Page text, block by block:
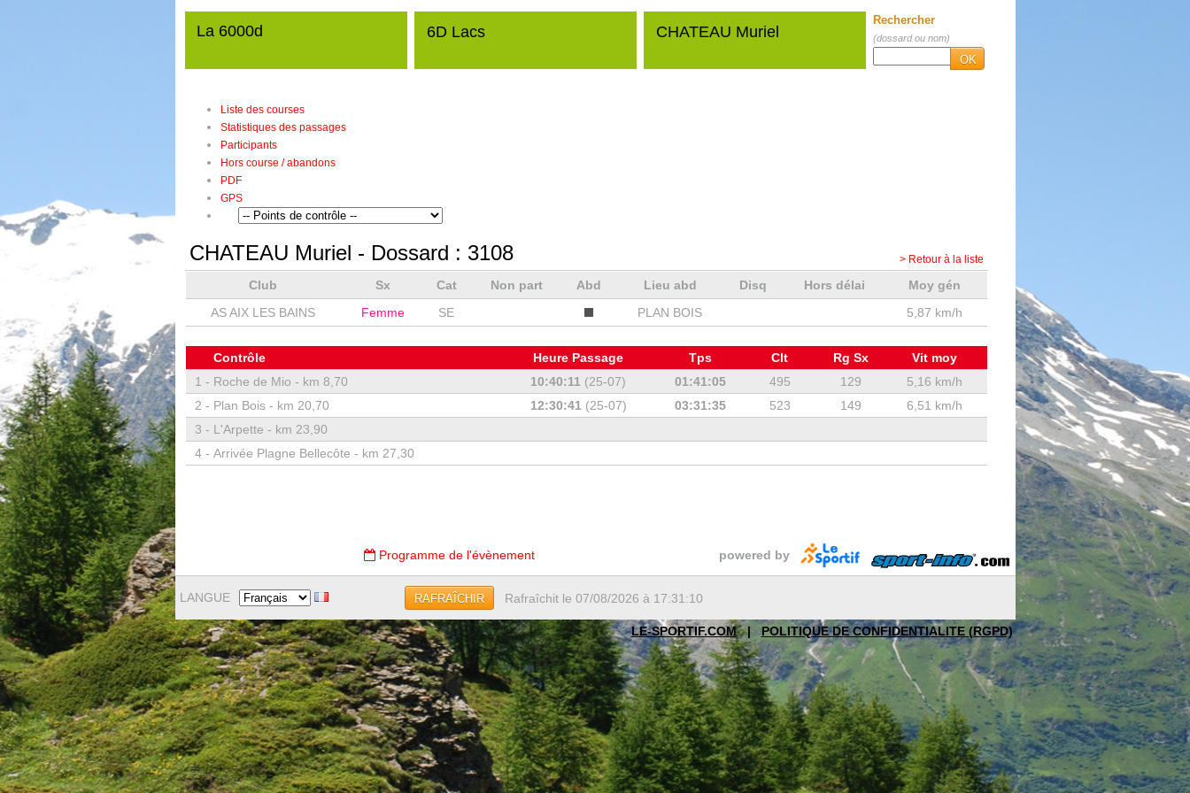
La 6000d 6D Lacs CHATEAU Muriel
Rechercher
(dossard ou nom)
OK
Liste des courses
Statistiques des passages
Participants
Hors course / abandons
PDF
GPS
CHATEAU Muriel - Dossard : 3108 > Retour à la liste
Club Sx Cat Non part Abd Lieu abd Disq Hors délai
Moy gén
AS AIX LES BAINS
Femme SE PLAN BOIS 5,87 km/h
Contrôle Heure Passage Tps Clt Rg Sx
Vit moy
1 - Roche de Mio - km 8,70 10:40:11 (25-07) 01:41:05 495 129
5,16 km/h
2 - Plan Bois - km 20,70 12:30:41 (25-07) 03:31:35 523 149
6,51 km/h
3 - L'Arpette - km 23,90
4 - Arrivée Plagne Bellecôte - km 27,30
Programme de l'évènement powered by
LANGUE RAFRAÎCHIR Rafraîchit le 07/08/2026 à 17:31:10
LE-SPORTIF.COM | POLITIQUE DE CONFIDENTIALITE (RGPD)